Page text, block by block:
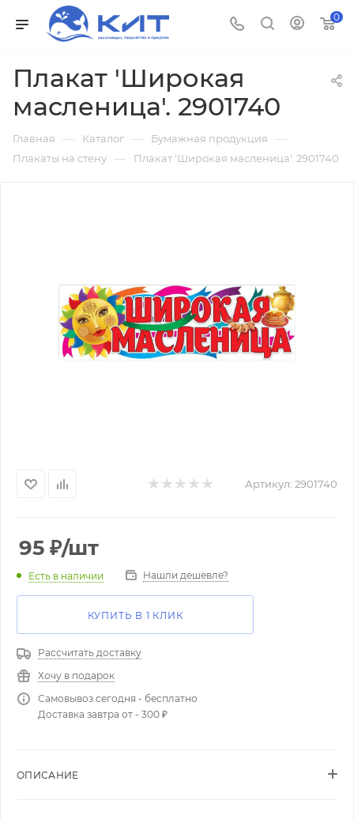
0
Плакат 'Широкая
масленица'. 2901740
Главная — Каталог — Бумажная продукция —
Плакаты на стену — Плакат 'Широкая масленица'. 2901740
Артикул: 2901740
95 ₽/шт
Есть в наличии Нашли дешевле?
КУПИТЬ В 1 КЛИК
Рассчитать доставку
Хочу в подарок
Самовывоз сегодня - бесплатно
Доставка завтра от - 300 ₽
ОПИСАНИЕ